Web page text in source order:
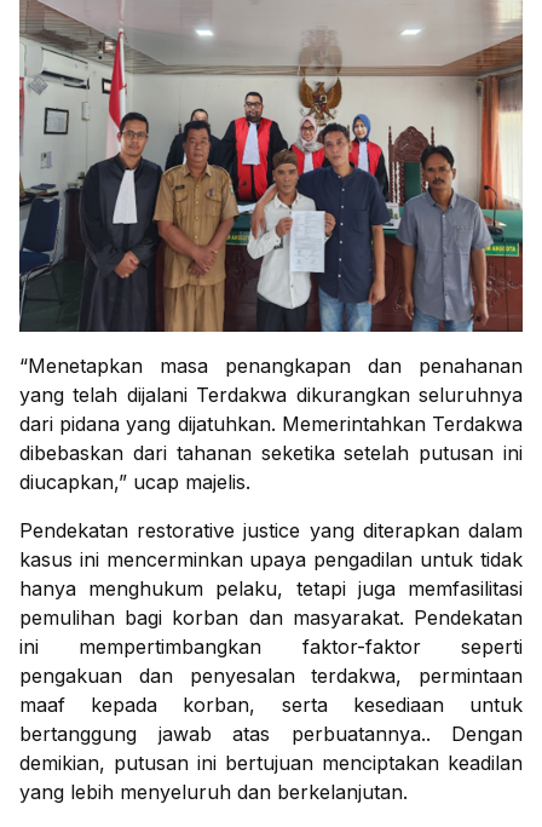
“Menetapkan masa penangkapan dan penahanan
yang telah dijalani Terdakwa dikurangkan seluruhnya
dari pidana yang dijatuhkan. Memerintahkan Terdakwa
dibebaskan dari tahanan seketika setelah putusan ini
diucapkan,” ucap majelis.
Pendekatan restorative justice yang diterapkan dalam
kasus ini mencerminkan upaya pengadilan untuk tidak
hanya menghukum pelaku, tetapi juga memfasilitasi
pemulihan bagi korban dan masyarakat. Pendekatan
ini mempertimbangkan faktor-faktor seperti
pengakuan dan penyesalan terdakwa, permintaan
maaf kepada korban, serta kesediaan untuk
bertanggung jawab atas perbuatannya.. Dengan
demikian, putusan ini bertujuan menciptakan keadilan
yang lebih menyeluruh dan berkelanjutan.